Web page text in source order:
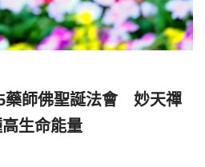
藥師佛聖誕法會 妙天禪
生命能量